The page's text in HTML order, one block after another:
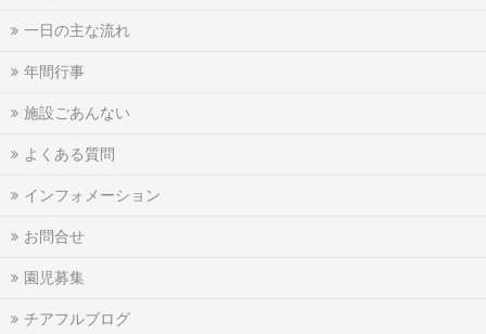
一日の主な流れ
年間行事
施設ごあんない
よくある質問
インフォメーション
お問合せ
園児募集
チアフルブログ